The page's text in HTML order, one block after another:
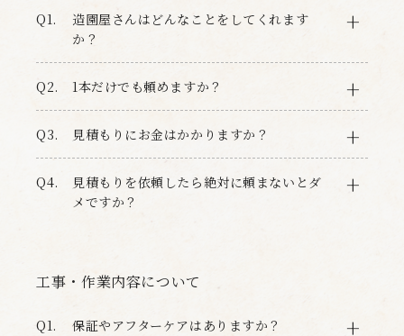
Q1.
造園屋さんはどんなことをしてくれます
か？
Q2. 1本だけでも頼めますか？
Q3. 見積もりにお金はかかりますか？
Q4.
見積もりを依頼したら絶対に頼まないとダ
メですか？
工事・作業内容について
Q1. 保証やアフターケアはありますか？